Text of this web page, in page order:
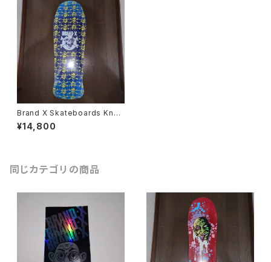
Brand X Skateboards Knuc
klebone Dennyタイプ スケー
トボード デッキ
¥14,800
同じカテゴリの商品